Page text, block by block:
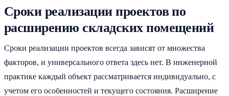
Сроки реализации проектов по
расширению складских помещений
Сроки реализации проектов всегда зависят от множества
факторов, и универсального ответа здесь нет. В инженерной
практике каждый объект рассматривается индивидуально, с
учетом его особенностей и текущего состояния. Расширение